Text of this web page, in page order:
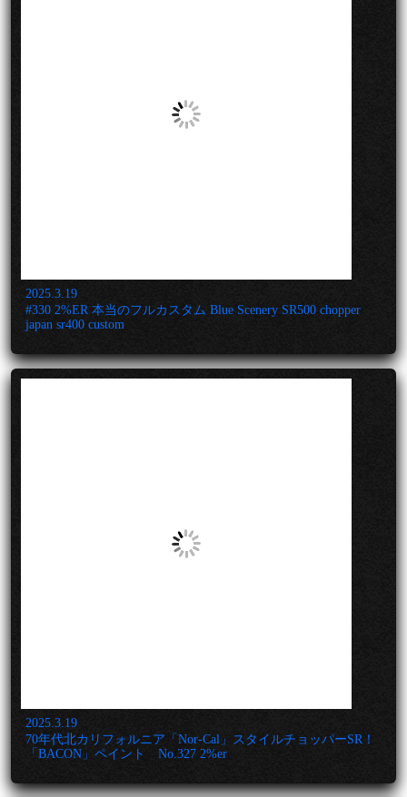
2025.3.19
#330 2%ER 本当のフルカスタム Blue Scenery SR500 chopper
japan sr400 custom
2025.3.19
70年代北カリフォルニア「Nor-Cal」スタイルチョッパーSR！
「BACON」ペイント No.327 2%er